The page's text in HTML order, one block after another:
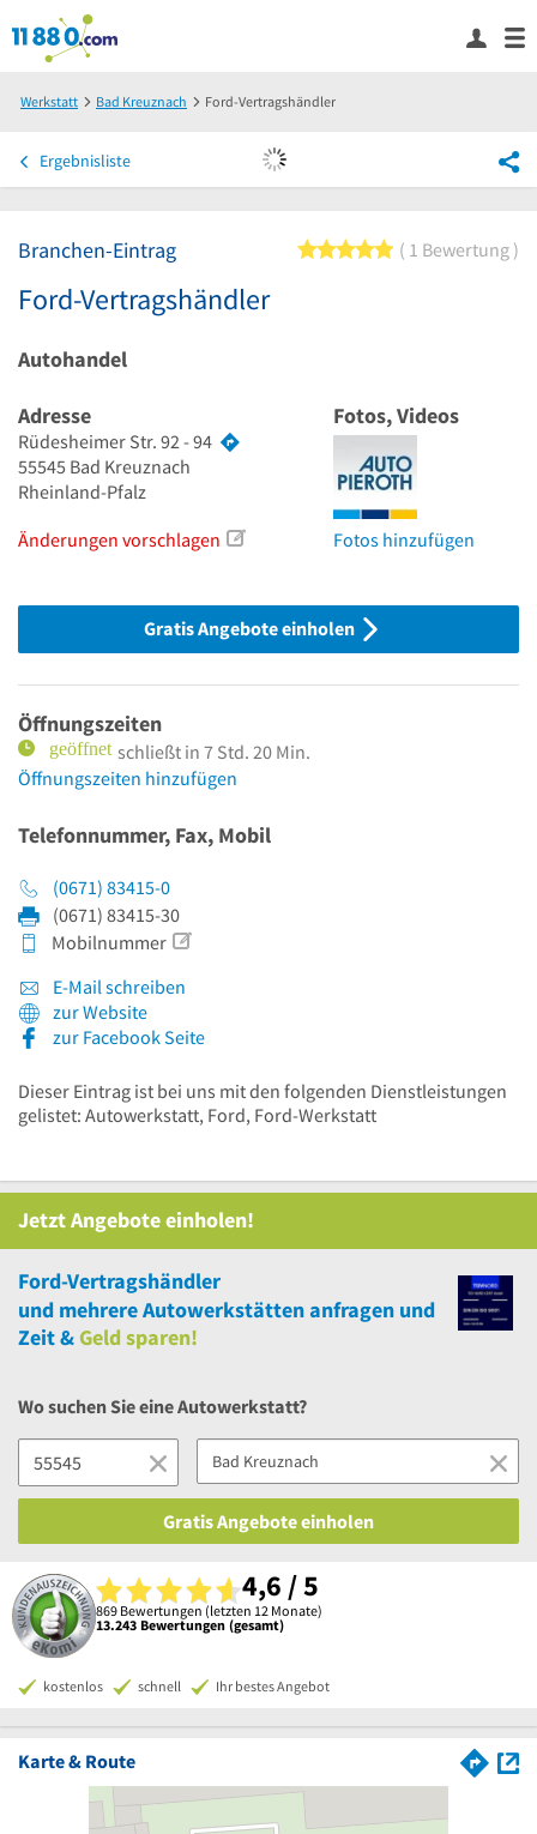
Werkstatt Bad Kreuznach Ford-Vertragshändler
Ergebnisliste
Branchen-Eintrag 5 von 5 Sternen
1 Bewertung
Ford-Vertragshändler
Autohandel
Adresse
Rüdesheimer Str. 92 - 94
55545 Bad Kreuznach
Rheinland-Pfalz
Änderungen vorschlagen
Fotos, Videos
Fotos hinzufügen
Gratis Angebote einholen
Öffnungszeiten
schließt in 7 Std. 20 Min.
Öffnungszeiten hinzufügen
Telefonnummer, Fax, Mobil
(0671) 83415-0
(0671) 83415-30
Mobilnummer
E-Mail schreiben
zur Website
zur Facebook Seite
Dieser Eintrag ist bei uns mit den folgenden Dienstleistungen
gelistet: Autowerkstatt, Ford, Ford-Werkstatt
Jetzt Angebote einholen!
Ford-Vertragshändler
und mehrereAutowerkstätten anfragen und
Zeit &Geld sparen!
Wo suchen Sie eine Autowerkstatt?
Gratis Angebote einholen
4,6 / 5
869 Bewertungen (letzten 12 Monate)
13.243 Bewertungen (gesamt)
kostenlos schnell Ihr bestes Angebot
Karte & Route